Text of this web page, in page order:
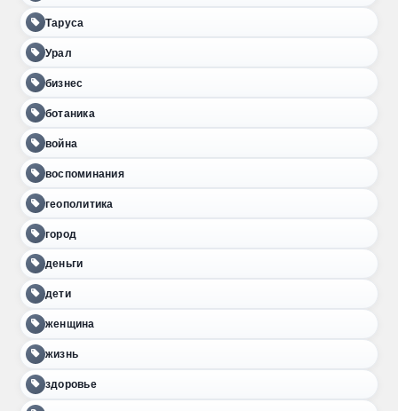
Таруса
Урал
бизнес
ботаника
война
воспоминания
геополитика
город
деньги
дети
женщина
жизнь
здоровье